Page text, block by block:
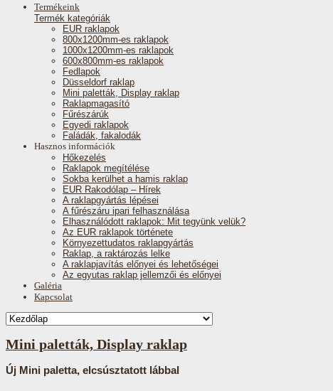
Termékeink
Termék kategóriák
EUR raklapok
800x1200mm-es raklapok
1000x1200mm-es raklapok
600x800mm-es raklapok
Fedlapok
Düsseldorf raklap
Mini paletták, Display raklap
Raklapmagasító
Fűrészárúk
Egyedi raklapok
Faládák, fakalodák
Hasznos információk
Hőkezelés
Raklapok megítélése
Sokba kerülhet a hamis raklap
EUR Rakodólap – Hírek
A raklapgyártás lépései
A fűrészáru ipari felhasználása
Elhasználódott raklapok: Mit tegyünk velük?
Az EUR raklapok története
Környezettudatos raklapgyártás
Raklap, a raktározás lelke
A raklapjavítás előnyei és lehetőségei
Az egyutas raklap jellemzői és előnyei
Galéria
Kapcsolat
Mini paletták, Display raklap
Új Mini paletta, elcsúsztatott lábbal